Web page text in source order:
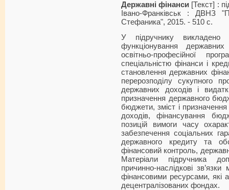
Державні фінанси [Текст] :
Івано-Франківськ : ДВНЗ
Стефаника", 2015. - 510 с.
У підручнику викладено
функціонування
освітньо-професійної
спеціальністю фінанси і
становлення державних
перерозподілу сукупного
державних доходів і
призначення державного
бюджети, зміст і
доходів, фінансування
позицій вимоги часу
забезпечення соціальних
державного кредиту та
фінансовий контроль,
Матеріали підручника
причинно-наслідкові
фінансовими ресурсами, які
децентралізованих фондах.